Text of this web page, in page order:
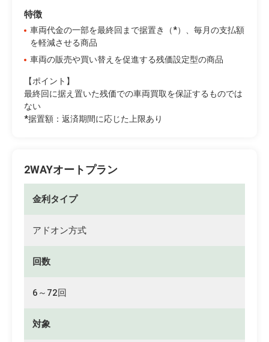
特徴
車両代金の一部を最終回まで据置き（*）、毎月の支払額
を軽減させる商品
車両の販売や買い替えを促進する残価設定型の商品
【ポイント】
最終回に据え置いた残価での車両買取を保証するものでは
ない
*据置額：返済期間に応じた上限あり
2WAYオートプラン
金利タイプ
アドオン方式
回数
6～72回
対象